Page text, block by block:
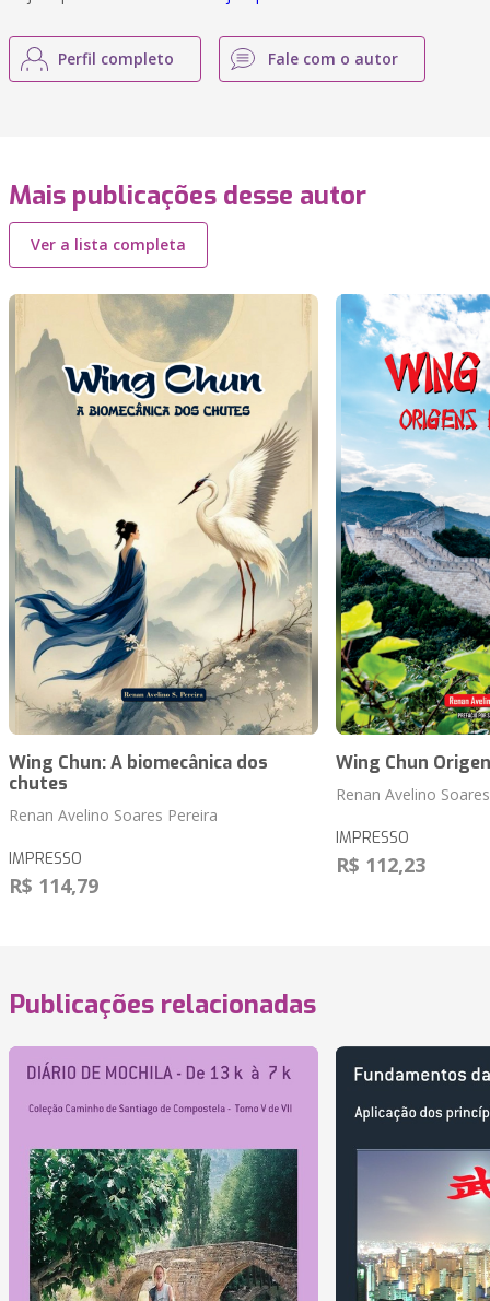
Perfil completo Fale com o autor
Mais publicações desse autor
Ver a lista completa
Wing Chun: A biomecânica dos
chutes
Renan Avelino Soares Pereira
IMPRESSO
R$ 114,79
Wing Chun
Renan Avelino
IMPRESSO
R$ 112,23
Publicações relacionadas